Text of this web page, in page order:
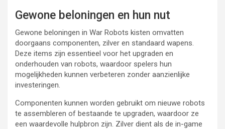
Gewone beloningen en hun nut
Gewone beloningen in War Robots kisten omvatten
doorgaans componenten, zilver en standaard wapens.
Deze items zijn essentieel voor het upgraden en
onderhouden van robots, waardoor spelers hun
mogelijkheden kunnen verbeteren zonder aanzienlijke
investeringen.
Componenten kunnen worden gebruikt om nieuwe robots
te assembleren of bestaande te upgraden, waardoor ze
een waardevolle hulpbron zijn. Zilver dient als de in-game